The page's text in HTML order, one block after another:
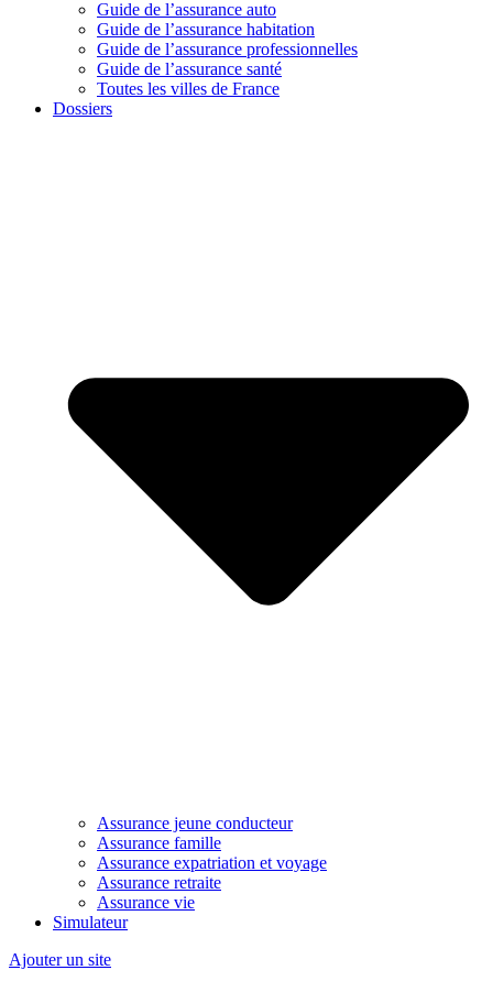
Guide de l’assurance auto
Guide de l’assurance habitation
Guide de l’assurance professionnelles
Guide de l’assurance santé
Toutes les villes de France
Dossiers
Assurance jeune conducteur
Assurance famille
Assurance expatriation et voyage
Assurance retraite
Assurance vie
Simulateur
Ajouter un site